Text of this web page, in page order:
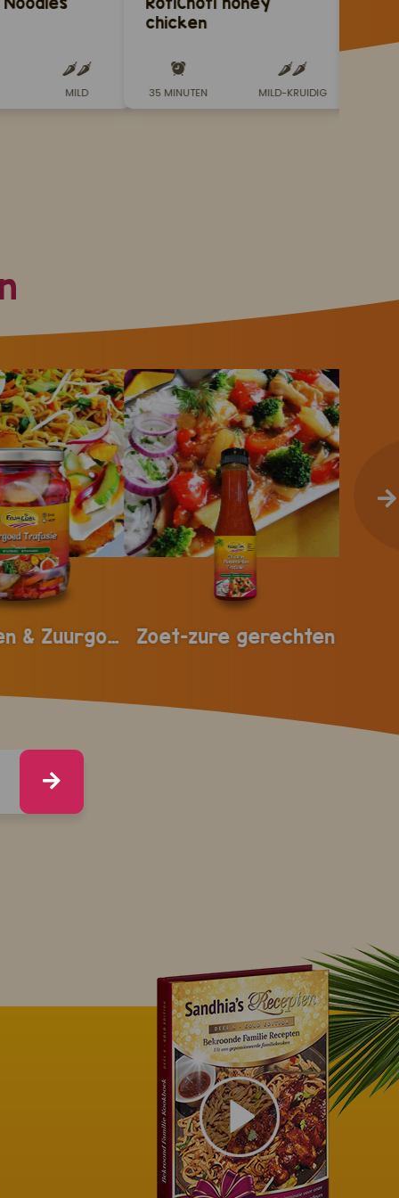
MILD
chicken
35 MINUTEN MILD-KRUIDIG
Roti sauzen & Zuurgoed Zoet-zure gerechten